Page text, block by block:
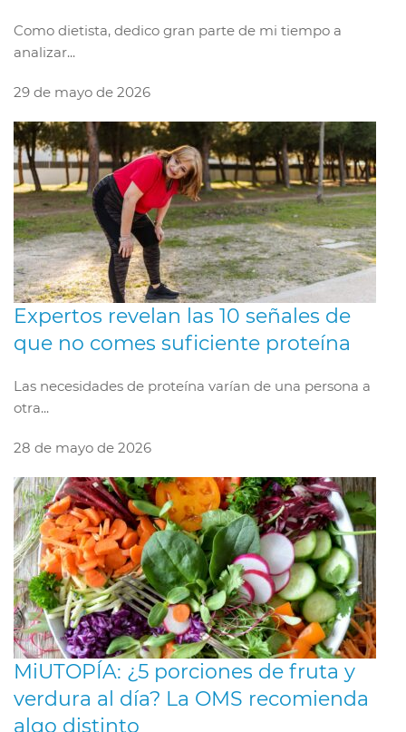
Como dietista, dedico gran parte de mi tiempo a
analizar...
29 de mayo de 2026
Expertos revelan las 10 señales de
que no comes suficiente proteína
Las necesidades de proteína varían de una persona a
otra...
28 de mayo de 2026
MiUTOPÍA: ¿5 porciones de fruta y
verdura al día? La OMS recomienda
algo distinto